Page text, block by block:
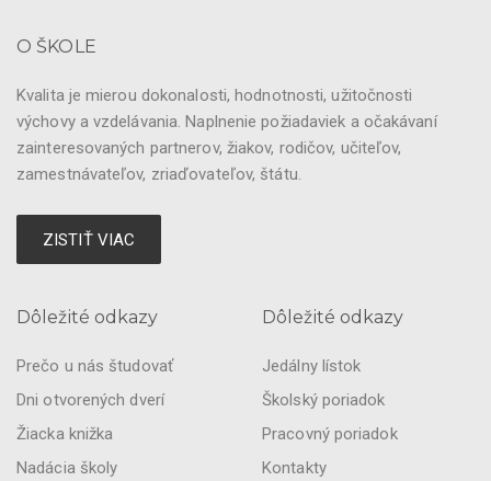
O ŠKOLE
Kvalita je mierou dokonalosti, hodnotnosti, užitočnosti
výchovy a vzdelávania. Naplnenie požiadaviek a očakávaní
zainteresovaných partnerov, žiakov, rodičov, učiteľov,
zamestnávateľov, zriaďovateľov, štátu.
ZISTIŤ VIAC
Dôležité odkazy
Prečo u nás študovať
Dni otvorených dverí
Žiacka knižka
Nadácia školy
Dôležité odkazy
Jedálny lístok
Školský poriadok
Pracovný poriadok
Kontakty